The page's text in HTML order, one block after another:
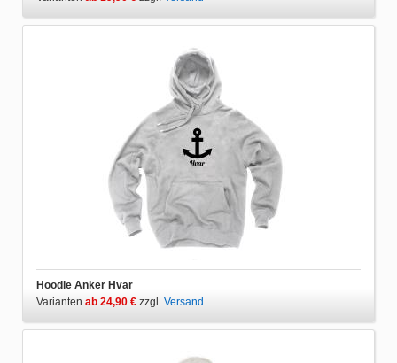
Hoodie Anker Hvar
Varianten ab 24,90 € zzgl. Versand